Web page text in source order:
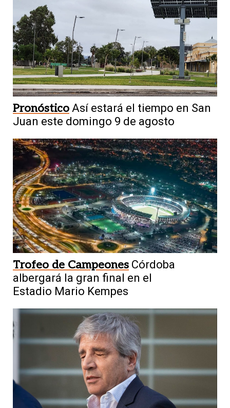
Pronóstico Así estará el tiempo en San
Juan este domingo 9 de agosto
Trofeo de Campeones Córdoba
albergará la gran final en el
Estadio Mario Kempes